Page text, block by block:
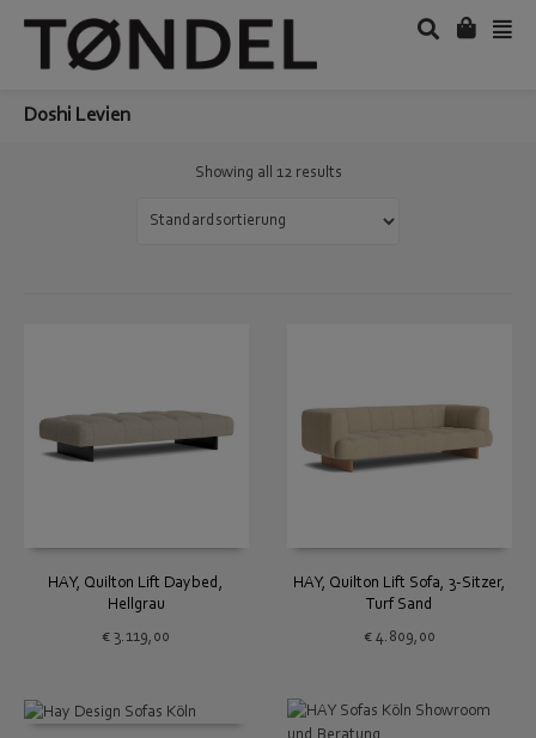
Doshi Levien
Showing all 12 results
HAY, Quilton Lift Daybed,
Hellgrau
€ 3.119,00
HAY, Quilton Lift Sofa, 3-Sitzer,
Turf Sand
€ 4.809,00